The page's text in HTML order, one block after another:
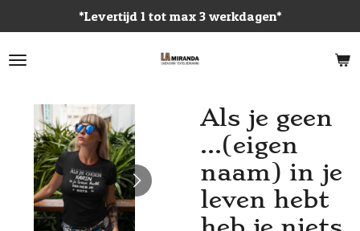
direct
naar
*Levertijd 1 tot max 3 werkdagen*
Als je geen
...(eigen
naam) in je
leven hebt